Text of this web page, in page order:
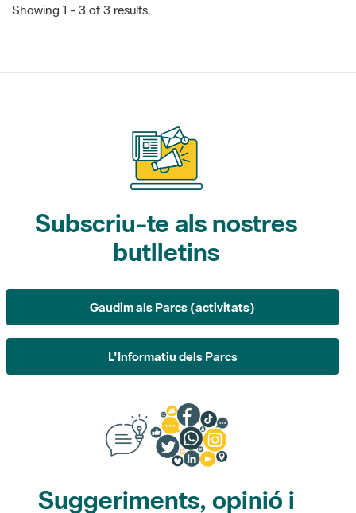
Subscriu-te als nostres
butlletins
L'Informatiu dels Parcs
Suggeriments, opinió i
xarxes socials